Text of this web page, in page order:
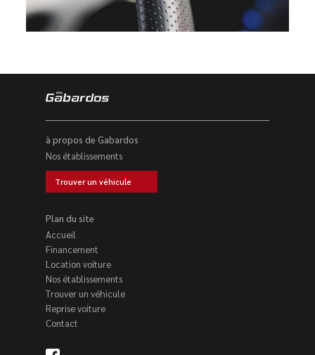
à propos de Gabardos
Nos établissements
Trouver un véhicule
Plan du site
Accueil
Financement
Location voiture
Nos établissements
Trouver un véhicule
Reprise voiture
Contact